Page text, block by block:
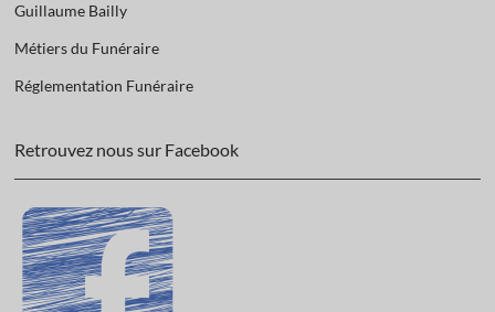
Guillaume Bailly
Métiers du Funéraire
Réglementation Funéraire
Retrouvez nous sur Facebook